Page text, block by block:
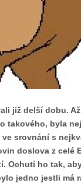
již delší dobu.
byla
srovnání s
doslova z celé
Ochutí ho tak,
jedno jestli má